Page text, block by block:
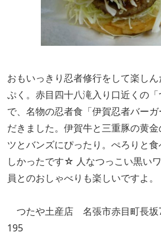
おもいっきり忍者修行をして楽し
ぷく。赤目四十八滝入り口近くの
で、名物の忍者食「伊賀忍者バー
だきました。伊賀牛と三重豚の黄
ツとバンズにぴったり。ぺろりと
しかったです☆ 人なつっこい黒い
員とのおしゃべりも楽しいですよ。
つたや土産店 名張市赤目町長
195